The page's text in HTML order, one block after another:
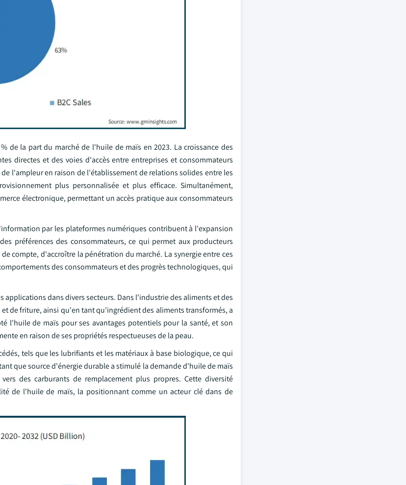
de la part du marché de l'huile de maïs en 2023. La croissance des
directes et des voies d'accès entre entreprises et consommateurs
l'ampleur en raison de l'établissement de relations solides entre les
plus personnalisée et plus efficace. Simultanément,
électronique, permettant un accès pratique aux consommateurs
par les plateformes numériques contribuent à l'expansion
préférences des consommateurs, ce qui permet aux producteurs
compte, d'accroître la pénétration du marché. La synergie entre ces
des consommateurs et des progrès technologiques, qui
applications dans divers secteurs. Dans l'industrie des aliments et des
de friture, ainsi qu'en tant qu'ingrédient des aliments transformés, a
l'huile de maïs pour ses avantages potentiels pour la santé, et son
en raison de ses propriétés respectueuses de la peau.
tels que les lubrifiants et les matériaux à base biologique, ce qui
que source d'énergie durable a stimulé la demande d'huile de maïs
des carburants de remplacement plus propres. Cette diversité
de l'huile de maïs, la positionnant comme un acteur clé dans de